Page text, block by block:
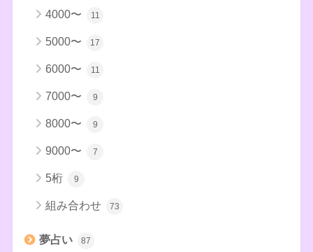
4000〜 11
5000〜 17
6000〜 11
7000〜 9
8000〜 9
9000〜 7
5桁 9
組み合わせ 73
夢占い 87